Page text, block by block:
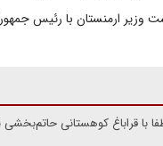
ارمنستان با رئیس جمهور
با قراباغ کوهستانی حاتم‌بخشی